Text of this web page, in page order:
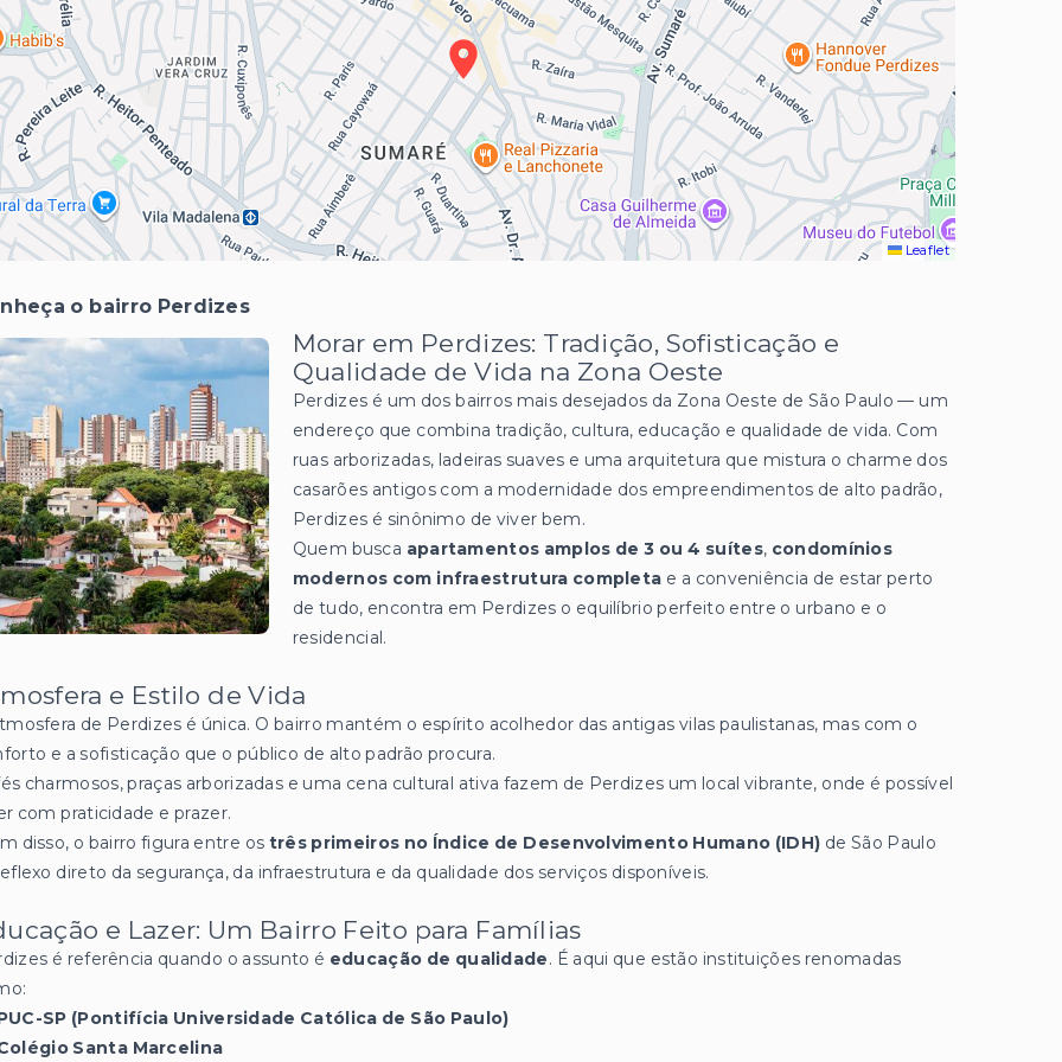
Leaflet
o bairro Perdizes
Morar em Perdizes: Tradição, Sofisticação e
Qualidade de Vida na Zona Oeste
Perdizes é um dos bairros mais desejados da Zona Oeste de São Paulo — um
endereço que combina tradição, cultura, educação e qualidade de vida. Com
ruas arborizadas, ladeiras suaves e uma arquitetura que mistura o charme dos
casarões antigos com a modernidade dos empreendimentos de alto padrão,
Perdizes é sinônimo de viver bem.
Quem busca apartamentos amplos de 3 ou 4 suítes, condomínios
modernos com infraestrutura completa e a conveniência de estar perto
de tudo, encontra em Perdizes o equilíbrio perfeito entre o urbano e o
residencial.
e Estilo de Vida
de Perdizes é única. O bairro mantém o espírito acolhedor das antigas vilas paulistanas, mas com o
e a sofisticação que o público de alto padrão procura.
charmosos, praças arborizadas e uma cena cultural ativa fazem de Perdizes um local vibrante, onde é possível
com praticidade e prazer.
disso, o bairro figura entre os três primeiros no Índice de Desenvolvimento Humano (IDH) de São Paulo
direto da segurança, da infraestrutura e da qualidade dos serviços disponíveis.
e Lazer: Um Bairro Feito para Famílias
é referência quando o assunto é educação de qualidade. É aqui que estão instituições renomadas
SP (Pontifícia Universidade Católica de São Paulo)
Santa Marcelina